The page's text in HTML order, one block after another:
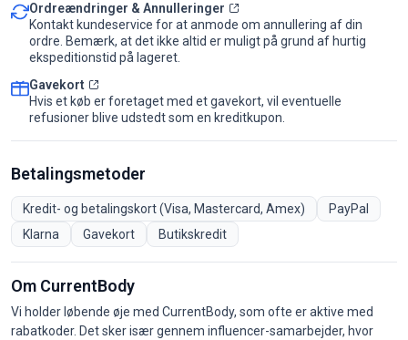
Ordreændringer & Annulleringer
Kontakt kundeservice for at anmode om annullering af din
ordre. Bemærk, at det ikke altid er muligt på grund af hurtig
ekspeditionstid på lageret.
Gavekort
Hvis et køb er foretaget med et gavekort, vil eventuelle
refusioner blive udstedt som en kreditkupon.
Betalingsmetoder
Kredit- og betalingskort (Visa, Mastercard, Amex)
PayPal
Klarna
Gavekort Butikskredit
Om CurrentBody
Vi holder løbende øje med CurrentBody, som ofte er aktive med
rabatkoder. Det sker især gennem influencer-samarbejder, hvor